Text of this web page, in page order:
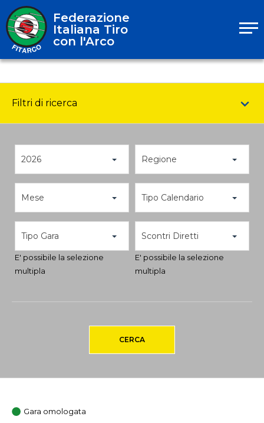
Federazione
Italiana Tiro
con l'Arco
Filtri di ricerca
2026 Regione
Mese Tipo Calendario
Tipo Gara
E' possibile la selezione
multipla
Scontri Diretti
E' possibile la selezione
multipla
CERCA
Gara omologata